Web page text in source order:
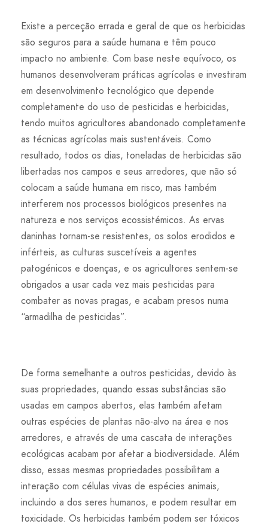
Existe a perceção errada e geral de que os herbicidas
são seguros para a saúde humana e têm pouco
impacto no ambiente. Com base neste equívoco, os
humanos desenvolveram práticas agrícolas e investiram
em desenvolvimento tecnológico que depende
completamente do uso de pesticidas e herbicidas,
tendo muitos agricultores abandonado completamente
as técnicas agrícolas mais sustentáveis. Como
resultado, todos os dias, toneladas de herbicidas são
libertadas nos campos e seus arredores, que não só
colocam a saúde humana em risco, mas também
interferem nos processos biológicos presentes na
natureza e nos serviços ecossistémicos. As ervas
daninhas tornam-se resistentes, os solos erodidos e
inférteis, as culturas suscetíveis a agentes
patogénicos e doenças, e os agricultores sentem-se
obrigados a usar cada vez mais pesticidas para
combater as novas pragas, e acabam presos numa
“armadilha de pesticidas”.
De forma semelhante a outros pesticidas, devido às
suas propriedades, quando essas substâncias são
usadas em campos abertos, elas também afetam
outras espécies de plantas não-alvo na área e nos
arredores, e através de uma cascata de interações
ecológicas acabam por afetar a biodiversidade. Além
disso, essas mesmas propriedades possibilitam a
interação com células vivas de espécies animais,
incluindo a dos seres humanos, e podem resultar em
toxicidade. Os herbicidas também podem ser tóxicos